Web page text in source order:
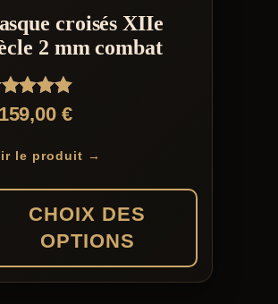
croisés XIIe
2 mm combat
159,00 €
le produit →
CHOIX DES
OPTIONS